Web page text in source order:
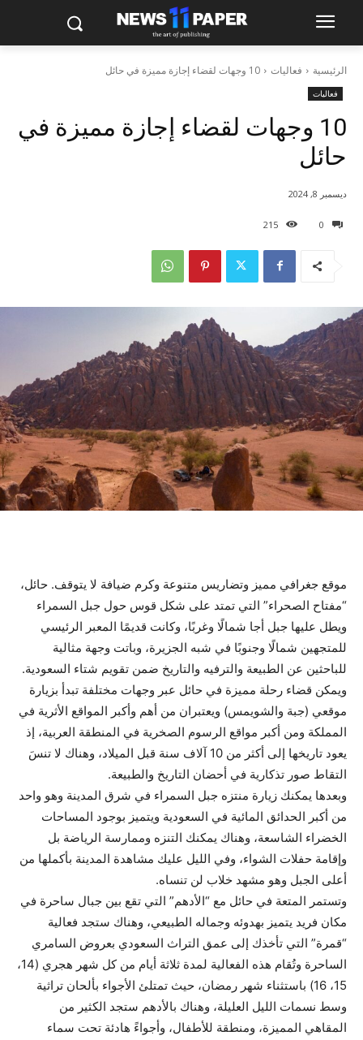
الرئيسية فعاليات 10 وجهات لقضاء إجازة مميزة في حائل
فعاليات
10 وجهات لقضاء إجازة مميزة في
حائل
0
215
ديسمبر 8, 2024
موقع جغرافي مميز وتضاريس متنوعة وكرم ضيافة لا يتوقف. حائل،
“مفتاح الصحراء” التي تمتد على شكل قوس حول جبل السمراء
ويطل عليها جبل أجا شمالًا وغربًا، وكانت قديمًا المعبر الرئيسي
للمتجهين شمالًا وجنوبًا في شبه الجزيرة، وباتت وجهة مثالية
للباحثين عن الطبيعة والترفيه والتاريخ ضمن تقويم شتاء السعودية.
ويمكن قضاء رحلة مميزة في حائل عبر وجهات مختلفة تبدأ بزيارة
موقعي (جبة والشويمس) ويعتبران من أهم وأكبر المواقع الأثرية في
المملكة ومن أكبر مواقع الرسوم الصخرية في المنطقة العربية، إذ
يعود تاريخها إلى أكثر من 10 آلاف سنة قبل الميلاد، وهناك لا تنسَ
التقاط صور تذكارية في أحضان التاريخ والطبيعة.
وبعدها يمكنك زيارة منتزه جبل السمراء في شرق المدينة وهو واحد
من أكبر الحدائق المائية في السعودية ويتميز بوجود المساحات
الخضراء الشاسعة، وهناك يمكنك التنزه وممارسة الرياضة بل
وإقامة حفلات الشواء، وفي الليل عليك مشاهدة المدينة بأكملها من
أعلى الجبل وهو مشهد خلاب لن تنساه.
وتستمر المتعة في حائل مع “الأدهم” التي تقع بين جبال ساحرة في
مكان فريد يتميز بهدوئه وجماله الطبيعي، وهناك ستجد فعالية
“قمرة” التي تأخذك إلى عمق التراث السعودي بعروض السامري
الساحرة وتُقام هذه الفعالية لمدة ثلاثة أيام من كل شهر هجري (14،
15، 16) باستثناء شهر رمضان، حيث تمتلئ الأجواء بألحان تراثية
وسط نسمات الليل العليلة، وهناك بالأدهم ستجد الكثير من
المقاهي المميزة، ومنطقة للأطفال، وأجواءً هادئة تحت سماء